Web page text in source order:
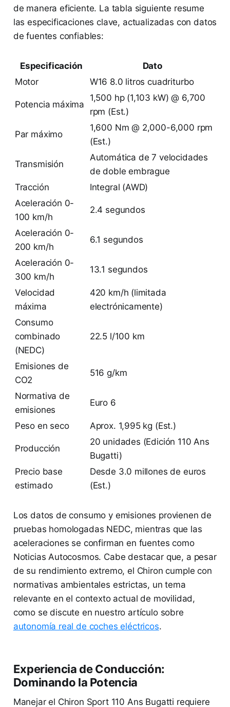
de manera eficiente. La tabla siguiente resume
las especificaciones clave, actualizadas con datos
de fuentes confiables:
Especificación
Dato
Motor
W16 8.0 litros cuadriturbo
Potencia máxima
1,500 hp (1,103 kW) @ 6,700
rpm (Est.)
Par máximo
1,600 Nm @ 2,000-6,000 rpm
(Est.)
Transmisión
Automática de 7 velocidades
de doble embrague
Tracción
Integral (AWD)
Aceleración 0-
100 km/h
2.4 segundos
Aceleración 0-
200 km/h
6.1 segundos
Aceleración 0-
300 km/h
13.1 segundos
Velocidad
máxima
420 km/h (limitada
electrónicamente)
Consumo
combinado
(NEDC)
22.5 l/100 km
Emisiones de
CO2
516 g/km
Normativa de
emisiones
Euro 6
Peso en seco Aprox. 1,995 kg (Est.)
Producción
20 unidades (Edición 110 Ans
Bugatti)
Precio base
estimado
Desde 3.0 millones de euros
(Est.)
Los datos de consumo y emisiones provienen de
pruebas homologadas NEDC, mientras que las
aceleraciones se confirman en fuentes como
Noticias Autocosmos. Cabe destacar que, a pesar
de su rendimiento extremo, el Chiron cumple con
normativas ambientales estrictas, un tema
relevante en el contexto actual de movilidad,
como se discute en nuestro artículo sobre
autonomía real de coches eléctricos.
Experiencia de Conducción:
Dominando la Potencia
Manejar el Chiron Sport 110 Ans Bugatti requiere